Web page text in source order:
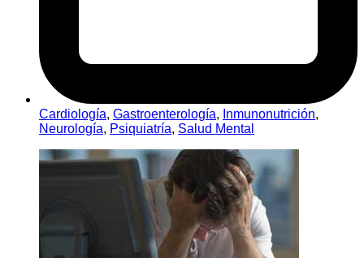
Cardiología, Gastroenterología, Inmunonutrición,
Neurología, Psiquiatría, Salud Mental